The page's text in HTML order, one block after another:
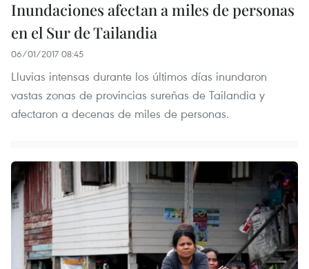
Inundaciones afectan a miles de personas
en el Sur de Tailandia
06/01/2017 08:45
Lluvias intensas durante los últimos días inundaron
vastas zonas de provincias sureñas de Tailandia y
afectaron a decenas de miles de personas.